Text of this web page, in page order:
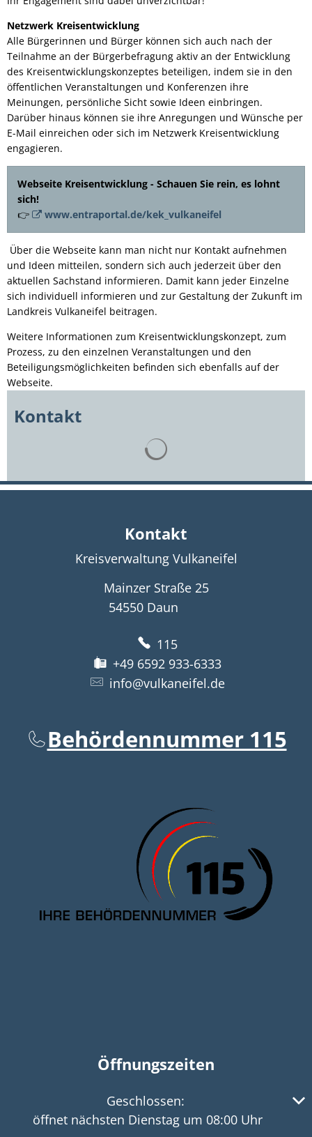
Netzwerk Kreisentwicklung
Alle Bürgerinnen und Bürger können sich auch nach der
Teilnahme an der Bürgerbefragung aktiv an der Entwicklung
des Kreisentwicklungskonzeptes beteiligen, indem sie in den
öffentlichen Veranstaltungen und Konferenzen ihre
Meinungen, persönliche Sicht sowie Ideen einbringen.
Darüber hinaus können sie ihre Anregungen und Wünsche per
E-Mail einreichen oder sich im Netzwerk Kreisentwicklung
engagieren.
Webseite Kreisentwicklung - Schauen Sie rein, es lohnt
sich!
👉
www.entraportal.de/kek_vulkaneifel
Über die Webseite kann man nicht nur Kontakt aufnehmen
und Ideen mitteilen, sondern sich auch jederzeit über den
aktuellen Sachstand informieren. Damit kann jeder Einzelne
sich individuell informieren und zur Gestaltung der Zukunft im
Landkreis Vulkaneifel beitragen.
Weitere Informationen zum Kreisentwicklungskonzept, zum
Prozess, zu den einzelnen Veranstaltungen und den
Beteiligungsmöglichkeiten befinden sich ebenfalls auf der
Webseite.
Kontakt
Kontakt
Kreisverwaltung Vulkaneifel
Mainzer Straße 25
54550 Daun
115
+49 6592 933-6333
info@vulkaneifel.de
Behördennummer 115
Öffnungszeiten
Klicken, um weitere Öffnungs- oder Schließzeiten
Geschlossen:
öffnet nächsten Dienstag um 08:00 Uhr